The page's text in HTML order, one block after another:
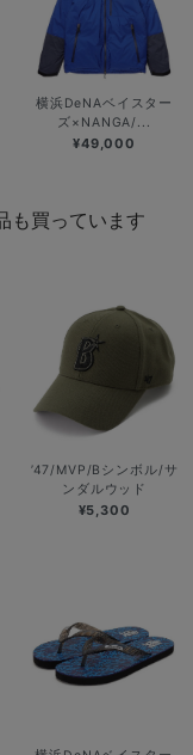
横浜DeNAベイスター
ズ×NANGA/...
¥49,000
も買っています
’47/MVP/Bシンボル/サ
ンダルウッド
¥5,300